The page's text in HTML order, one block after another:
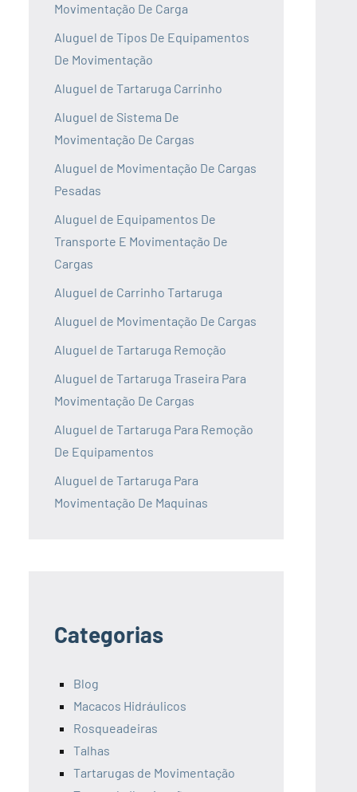
Movimentação De Carga
Aluguel de Tipos De Equipamentos
De Movimentação
Aluguel de Tartaruga Carrinho
Aluguel de Sistema De
Movimentação De Cargas
Aluguel de Movimentação De Cargas
Pesadas
Aluguel de Equipamentos De
Transporte E Movimentação De
Cargas
Aluguel de Carrinho Tartaruga
Aluguel de Movimentação De Cargas
Aluguel de Tartaruga Remoção
Aluguel de Tartaruga Traseira Para
Movimentação De Cargas
Aluguel de Tartaruga Para Remoção
De Equipamentos
Aluguel de Tartaruga Para
Movimentação De Maquinas
Categorias
Blog
Macacos Hidráulicos
Rosqueadeiras
Talhas
Tartarugas de Movimentação